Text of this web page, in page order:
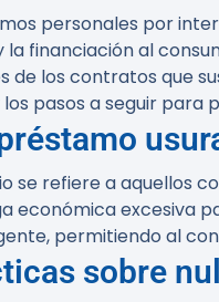
personales por
financiación al
de los contratos que
pasos a seguir para
se refiere a aquellos
económica excesiva
permitiendo al
sobre